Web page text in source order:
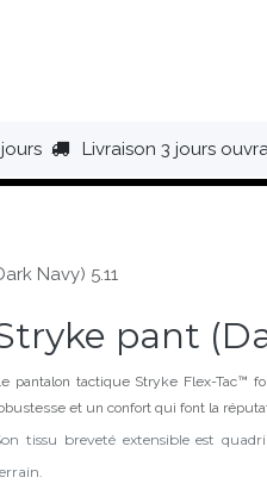
Livraison 3 jours
Navy) 5.11
pant
pantalon tactique Stryke Flex-Tac™
et un confort qui font la
tissu breveté extensible est